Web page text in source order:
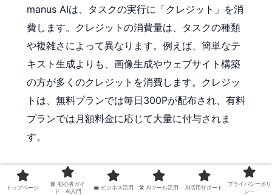
manus AIは、タスクの実行に「クレジット」を消
費します。クレジットの消費量は、タスクの種類
や複雑さによって異なります。例えば、簡単なテ
キスト生成よりも、画像生成やウェブサイト構築
の方が多くのクレジットを消費します。クレジッ
トは、無料プランでは毎日300Pが配布され、有料
プランでは月額料金に応じて大量に付与されま
す。
クレジット残高の確認:
ダッシュボードで常にクレジット残高を確
トップページ
📘 初心者ガイ
ド・AI入門
💼 ビジネス活用 🛠 AIツール活用 AI活用サポート
プライバシーポリ
シー